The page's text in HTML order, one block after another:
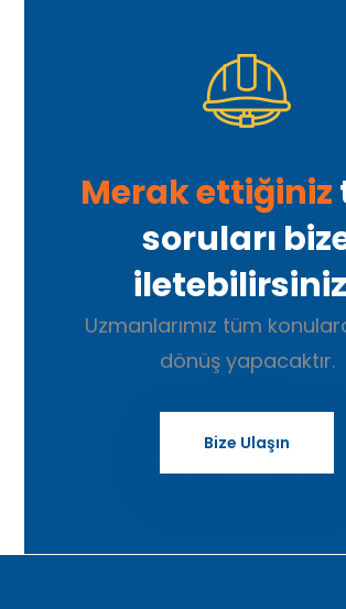
Merak ettiğiniz
soruları
Uzmanlarımız tüm
dönüş yapacaktır.
Bize Ulaşın